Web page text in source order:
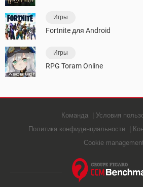
Игры
Fortnite для Android
Игры
RPG Toram Online
Команда
Условия
Политика конфиденциальности
Cookie management